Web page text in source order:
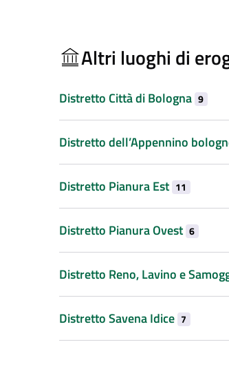
Altri luoghi di
Distretto Città di Bologna 9
Distretto dell’Appennino
Distretto Pianura Est 11
Distretto Pianura Ovest 6
Distretto Reno, Lavino e
Distretto Savena Idice 7